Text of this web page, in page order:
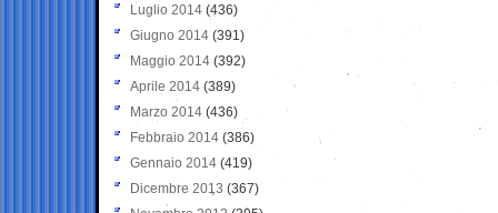
Luglio 2014 (436)
Giugno 2014 (391)
Maggio 2014 (392)
Aprile 2014 (389)
Marzo 2014 (436)
Febbraio 2014 (386)
Gennaio 2014 (419)
Dicembre 2013 (367)